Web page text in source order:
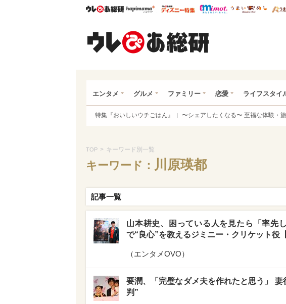
ウレぴあ総研ハピママ* ウレぴあ総研 ディズニー
mimot. うま
エンタメ グルメ ファミリー 恋愛 ライフスタイ
特集『おいしいウチごはん』 〜シェアしたくなる〜 至福な体験・
TOP > キーワード別一覧
キーワード： 川原瑛都
記事一覧
山本耕史、困っている人を見たら「率先
で“良心”を教えるジミニー・クリケット役
（エンタメOVO）
要潤、「完璧なダメ夫を作れたと思う」
判”